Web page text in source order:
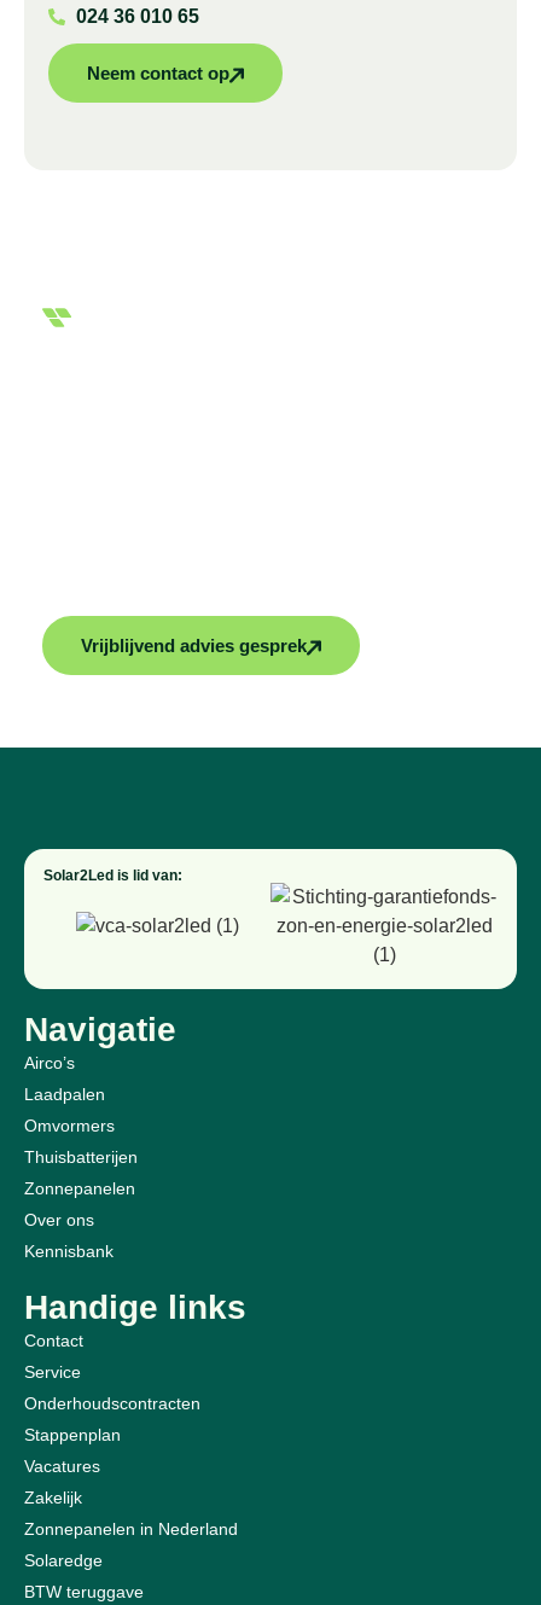
024 36 010 65
Neem contact op
Vrijblijvend advies gesprek
Handige links
Contact
Service
Onderhoudscontracten
Stappenplan
Vacatures
Zakelijk
Zonnepanelen in Nederland
Solaredge
BTW teruggave
Navigatie
Airco’s
Laadpalen
Omvormers
Thuisbatterijen
Zonnepanelen
Over ons
Kennisbank
Solar2Led is lid van: